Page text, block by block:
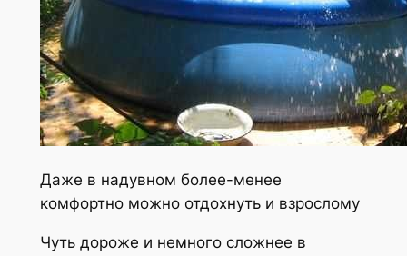
Даже в надувном более-менее
комфортно можно отдохнуть и взрослому
Чуть дороже и немного сложнее в